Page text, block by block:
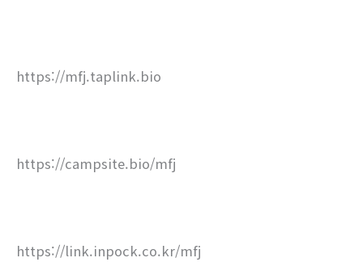
https://mfj.taplink.bio
https://campsite.bio/mfj
https://link.inpock.co.kr/mfj